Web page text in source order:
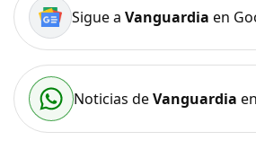
Sigue a Vanguardia en
Noticias deVanguardia